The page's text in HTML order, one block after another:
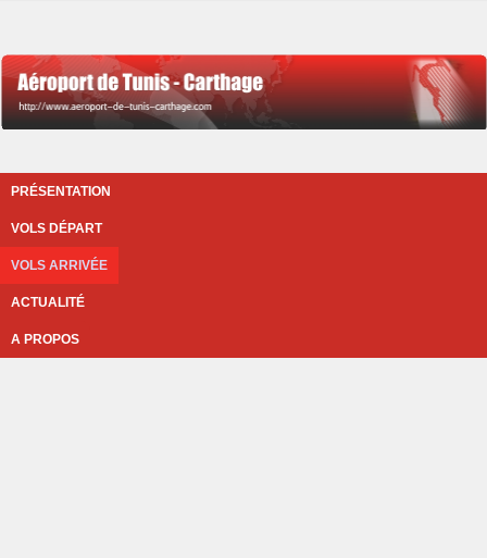
PRÉSENTATION
VOLS DÉPART
VOLS ARRIVÉE
ACTUALITÉ
A PROPOS